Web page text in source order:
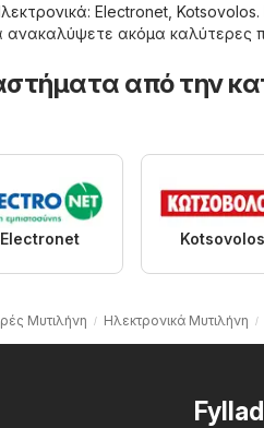
: Electronet Kotsovolos
ανακαλύψετε ακόμα καλύτερες
από την
Electronet Kotsovolos
Μυτιλήνη Hλεκτρονικά Μυτιλήνη